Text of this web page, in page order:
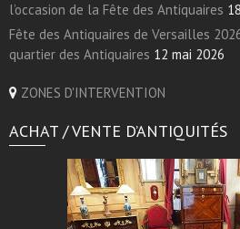
l’occasion de la Fête des Antiquaires
Fête des Antiquaires de Versailles
quartier des Antiquaires 12 mai 2026
ZONES D'INTERVENTION
ACHAT / VENTE D’ANTIQUITÉS